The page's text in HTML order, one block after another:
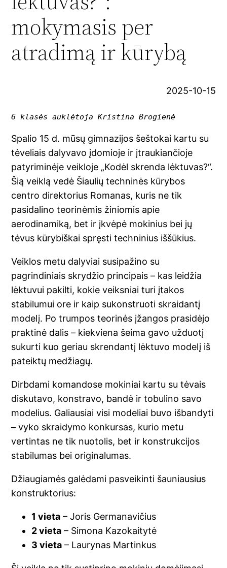
mokymasis per
atradimą ir kūrybą
2025-10-15
6 klasės auklėtoja Kristina Brogienė
Spalio 15 d. mūsų gimnazijos šeštokai kartu su
tėveliais dalyvavo įdomioje ir įtraukiančioje
patyriminėje veikloje „Kodėl skrenda lėktuvas?“.
Šią veiklą vedė Šiaulių techninės kūrybos
centro direktorius Romanas, kuris ne tik
pasidalino teorinėmis žiniomis apie
aerodinamiką, bet ir įkvėpė mokinius bei jų
tėvus kūrybiškai spręsti techninius iššūkius.
Veiklos metu dalyviai susipažino su
pagrindiniais skrydžio principais – kas leidžia
lėktuvui pakilti, kokie veiksniai turi įtakos
stabilumui ore ir kaip sukonstruoti skraidantį
modelį. Po trumpos teorinės įžangos prasidėjo
praktinė dalis – kiekviena šeima gavo užduotį
sukurti kuo geriau skrendantį lėktuvo modelį iš
pateiktų medžiagų.
Dirbdami komandose mokiniai kartu su tėvais
diskutavo, konstravo, bandė ir tobulino savo
modelius. Galiausiai visi modeliai buvo išbandyti
– vyko skraidymo konkursas, kurio metu
vertintas ne tik nuotolis, bet ir konstrukcijos
stabilumas bei originalumas.
Džiaugiamės galėdami pasveikinti šauniausius
konstruktorius:
1 vieta – Joris Germanavičius
2 vieta – Simona Kazokaitytė
3 vieta – Laurynas Martinkus